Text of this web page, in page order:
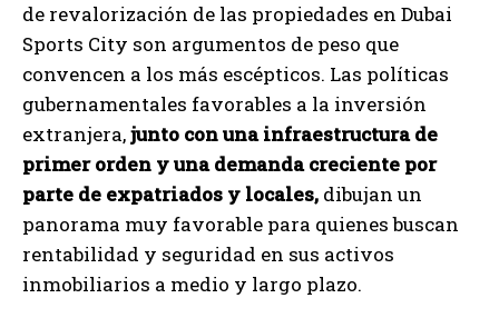
de revalorización de las propiedades en Dubai
Sports City son argumentos de peso que
convencen a los más escépticos. Las políticas
gubernamentales favorables a la inversión
extranjera,junto con una infraestructura de
primer orden y una demanda creciente por
parte de expatriados y locales, dibujan un
panorama muy favorable para quienes buscan
rentabilidad y seguridad en sus activos
inmobiliarios a medio y largo plazo.